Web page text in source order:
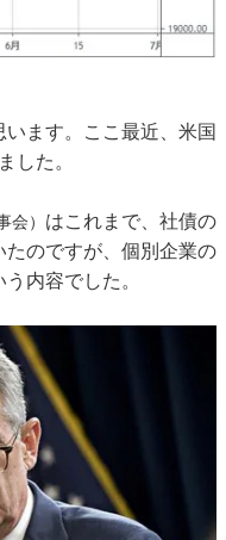
ます。ここ最近、米国
した。
会） はこれまで、社債の
たのですが、個別企業の
内容でした。